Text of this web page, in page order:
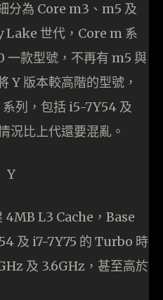
分為 Core m3、m5 及
Lake 世代，Core m 系
款型號，不再有 m5 與
Y 版本較高階的型號，
列，包括 i5-7Y54 及
況比上代還要混亂。
4MB L3 Cache，Base
及 i7-7Y75 的 Turbo 時
及 3.6GHz，甚至高於